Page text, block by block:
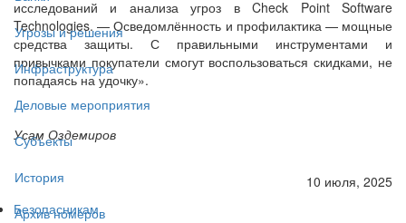
Угрозы и решения
Инфраструктура
Деловые мероприятия
Субъекты
История
Архив номеров
исследований и анализа угроз в Check Point Software
Technologies. — Осведомлённость и профилактика — мощные
средства защиты. С правильными инструментами и
привычками покупатели смогут воспользоваться скидками, не
попадаясь на удочку».
Усам Оздемиров
10 июля, 2025
Безопасникам